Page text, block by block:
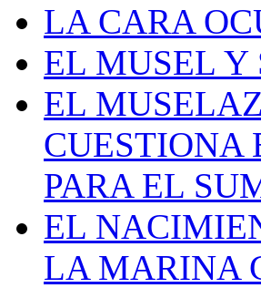
LA CARA
EL MUSEL Y
EL
CUESTIONA
PARA EL
EL
LA MARINA